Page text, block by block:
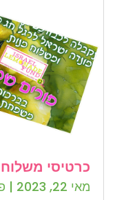
כרטיסי משלוח
מאי 22, 2023 |